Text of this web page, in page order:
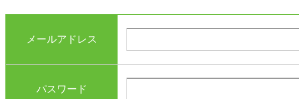
メールアドレス
パスワード